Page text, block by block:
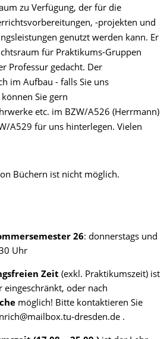
zu Verfügung, der für die
-projekten und
genutzt werden kann. Er
für Praktikums-Gruppen
Professur gedacht. Der
im Aufbau - falls Sie uns
Sie gern
etc. im BZW/A526 (Herrmann)
A529 für uns hinterlegen. Vielen
Büchern ist nicht möglich.
26: donnerstags und
Uhr
Zeit (exkl. Praktikumszeit) ist
eingeschränkt, oder nach
möglich! Bitte kontaktieren Sie
dresden.de .